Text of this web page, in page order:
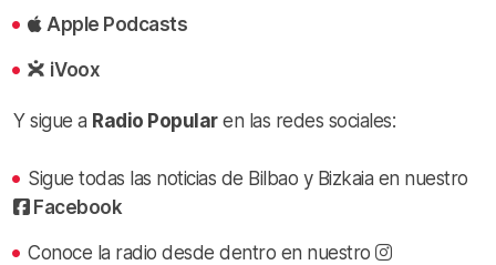
Apple Podcasts
iVoox
Y sigue a Radio Popularen las redes sociales:
Sigue todas las noticias de Bilbao y Bizkaia en nuestro
Facebook
Conoce la radio desde dentro en nuestro